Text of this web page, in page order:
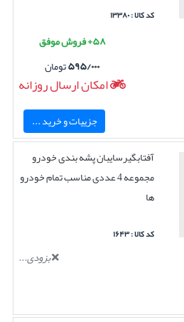
کد کالا : ۱۳۳۸۰
۵۸+ فروش موفق
۵۹۵/۰۰۰تومان
امکان ارسال روزانه
جزییات و خرید ...
آفتابگیرسایبان پشه بندی خودرو
مجموعه 4 عددی مناسب تمام خودرو
ها
کد کالا : ۱۶۴۳
بزودی...